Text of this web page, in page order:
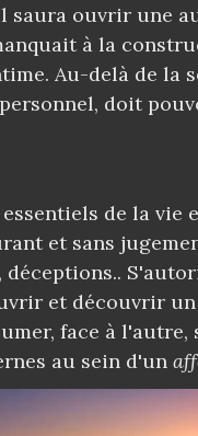
saura ouvrir une
à la
Au-delà de la
doit
de la
et sans
et découvrir
face à
au sein d'un